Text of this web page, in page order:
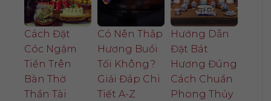
Cách Đặt
Cóc Ngậm
Tiền Trên
Bàn Thờ
Thần Tài
Có Nên Thắp
Hương Buổi
Tối Không?
Giải Đáp Chi
Tiết A-Z
Hướng Dẫn
Đặt Bát
Hương Đúng
Cách Chuẩn
Phong Thủy